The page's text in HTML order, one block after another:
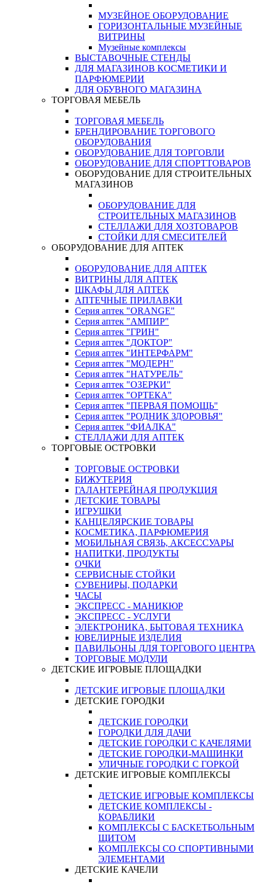
МУЗЕЙНОЕ ОБОРУДОВАНИЕ
ГОРИЗОНТАЛЬНЫЕ МУЗЕЙНЫЕ
ВИТРИНЫ
Музейные комплексы
ВЫСТАВОЧНЫЕ СТЕНДЫ
ДЛЯ МАГАЗИНОВ КОСМЕТИКИ И
ПАРФЮМЕРИИ
ДЛЯ ОБУВНОГО МАГАЗИНА
ТОРГОВАЯ МЕБЕЛЬ
ТОРГОВАЯ МЕБЕЛЬ
БРЕНДИРОВАНИЕ ТОРГОВОГО
ОБОРУДОВАНИЯ
ОБОРУДОВАНИЕ ДЛЯ ТОРГОВЛИ
ОБОРУДОВАНИЕ ДЛЯ СПОРТТОВАРОВ
ОБОРУДОВАНИЕ ДЛЯ СТРОИТЕЛЬНЫХ
МАГАЗИНОВ
ОБОРУДОВАНИЕ ДЛЯ
СТРОИТЕЛЬНЫХ МАГАЗИНОВ
СТЕЛЛАЖИ ДЛЯ ХОЗТОВАРОВ
СТОЙКИ ДЛЯ СМЕСИТЕЛЕЙ
ОБОРУДОВАНИЕ ДЛЯ АПТЕК
ОБОРУДОВАНИЕ ДЛЯ АПТЕК
ВИТРИНЫ ДЛЯ АПТЕК
ШКАФЫ ДЛЯ АПТЕК
АПТЕЧНЫЕ ПРИЛАВКИ
Серия аптек "ORANGE"
Серия аптек "АМПИР"
Серия аптек "ГРИН"
Серия аптек "ДОКТОР"
Серия аптек "ИНТЕРФАРМ"
Серия аптек "МОДЕРН"
Серия аптек "НАТУРЕЛЬ"
Серия аптек "ОЗЕРКИ"
Серия аптек "ОРТЕКА"
Серия аптек "ПЕРВАЯ ПОМОЩЬ"
Серия аптек "РОДНИК ЗДОРОВЬЯ"
Серия аптек "ФИАЛКА"
СТЕЛЛАЖИ ДЛЯ АПТЕК
ТОРГОВЫЕ ОСТРОВКИ
ТОРГОВЫЕ ОСТРОВКИ
БИЖУТЕРИЯ
ГАЛАНТЕРЕЙНАЯ ПРОДУКЦИЯ
ДЕТСКИЕ ТОВАРЫ
ИГРУШКИ
КАНЦЕЛЯРСКИЕ ТОВАРЫ
КОСМЕТИКА, ПАРФЮМЕРИЯ
МОБИЛЬНАЯ СВЯЗЬ, АКСЕССУАРЫ
НАПИТКИ, ПРОДУКТЫ
ОЧКИ
СЕРВИСНЫЕ СТОЙКИ
СУВЕНИРЫ, ПОДАРКИ
ЧАСЫ
ЭКСПРЕСС - МАНИКЮР
ЭКСПРЕСС - УСЛУГИ
ЭЛЕКТРОНИКА, БЫТОВАЯ ТЕХНИКА
ЮВЕЛИРНЫЕ ИЗДЕЛИЯ
ПАВИЛЬОНЫ ДЛЯ ТОРГОВОГО ЦЕНТРА
ТОРГОВЫЕ МОДУЛИ
ДЕТСКИЕ ИГРОВЫЕ ПЛОЩАДКИ
ДЕТСКИЕ ИГРОВЫЕ ПЛОЩАДКИ
ДЕТСКИЕ ГОРОДКИ
ДЕТСКИЕ ГОРОДКИ
ГОРОДКИ ДЛЯ ДАЧИ
ДЕТСКИЕ ГОРОДКИ С КАЧЕЛЯМИ
ДЕТСКИЕ ГОРОДКИ-МАШИНКИ
УЛИЧНЫЕ ГОРОДКИ С ГОРКОЙ
ДЕТСКИЕ ИГРОВЫЕ КОМПЛЕКСЫ
ДЕТСКИЕ ИГРОВЫЕ КОМПЛЕКСЫ
ДЕТСКИЕ КОМПЛЕКСЫ -
КОРАБЛИКИ
КОМПЛЕКСЫ С БАСКЕТБОЛЬНЫМ
ЩИТОМ
КОМПЛЕКСЫ СО СПОРТИВНЫМИ
ЭЛЕМЕНТАМИ
ДЕТСКИЕ КАЧЕЛИ